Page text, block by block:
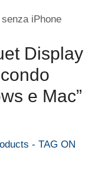
iPhone
Display
e Mac”
- TAG ON